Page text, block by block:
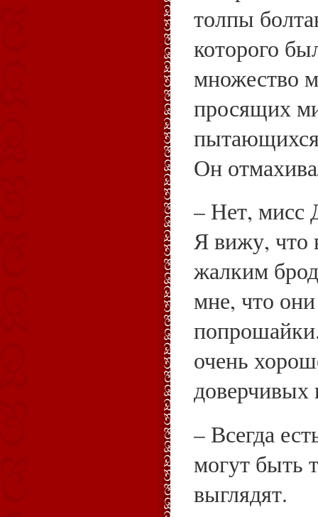
толпы
которого
множество
просящих
Он
– Нет, мисс
Я вижу, что
жалким
мне, что
очень
доверчивых
– Всегда
могут быть
выглядят.